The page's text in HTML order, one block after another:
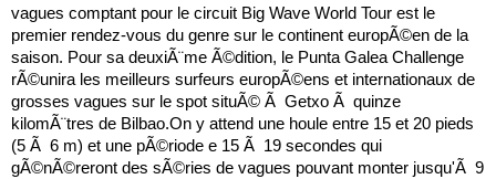
vagues comptant pour le circuit Big Wave World Tour est le
premier rendez-vous du genre sur le continent europÃ©en de la
saison. Pour sa deuxiÃ¨me Ã©dition, le Punta Galea Challenge
rÃ©unira les meilleurs surfeurs europÃ©ens et internationaux de
grosses vagues sur le spot situÃ© Ã Getxo Ã quinze
kilomÃ¨tres de Bilbao.On y attend une houle entre 15 et 20 pieds
(5 Ã 6 m) et une pÃ©riode e 15 Ã 19 secondes qui
gÃ©nÃ©reront des sÃ©ries de vagues pouvant monter jusqu'Ã 9